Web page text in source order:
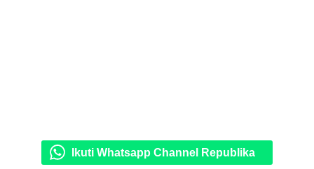
Ikuti Whatsapp Channel Republika